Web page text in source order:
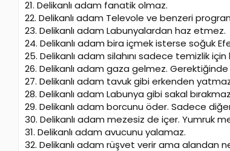
21. Delikanlı adam fanatik olmaz.
22. Delikanlı adam Televole ve benzeri
23. Delikanlı adam Labunyalardan haz etmez.
24. Delikanlı adam bira içmek isterse soğuk
25. Delikanlı adam silahını sadece temizlik
26. Delikanlı adam gaza gelmez.
27. Delikanlı adam tavuk gibi erkenden
28. Delikanlı adam Labunya gibi sakal
29. Delikanlı adam borcunu öder. Sadece
30. Delikanlı adam mezesiz de içer. Yumruk
31. Delikanlı adam avucunu yalamaz.
32. Delikanlı adam rüşvet verir ama alandan